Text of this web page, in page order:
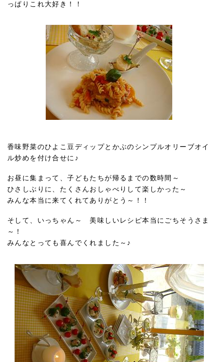
っぱりこれ大好き！！
香味野菜のひよこ豆ディップとかぶのシンプルオリーブオイ
ル炒めを付け合せに♪
お昼に集まって、子どもたちが帰るまでの数時間～
ひさしぶりに、たくさんおしゃべりして楽しかった～
みんな本当に来てくれてありがとう～！！
そして、いっちゃん～ 美味しいレシピ本当にごちそうさま
～！
みんなとっても喜んでくれました～♪